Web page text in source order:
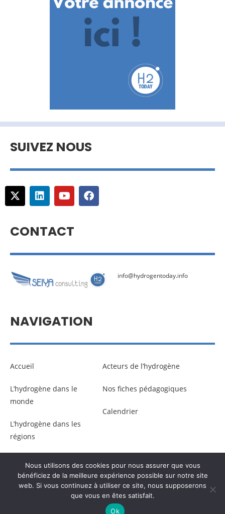
SUIVEZ NOUS
CONTACT
info@hydrogentoday.info
NAVIGATION
Accueil
L’hydrogène dans le
monde
L’hydrogène dans les
régions
Acteurs de l’hydrogène
Nos fiches pédagogiques
Calendrier
© Copyright –Communicaweb 2026
Gestion des données personnelles
Nous utilisons des cookies pour nous assurer que vous
bénéficiez de la meilleure expérience possible sur notre site
web. Si vous continuez à utiliser ce site, nous supposerons
que vous en êtes satisfait.
Ok